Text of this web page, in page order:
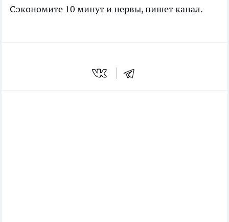
Сэкономите 10 минут и нервы, пишетканал.